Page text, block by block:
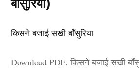
बाँसुरिया)
किसने बजाई सखी बाँसुरिया
Download PDF: किसने बजाई सखी